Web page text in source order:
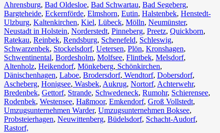
Ahrensburg, Bad Oldesloe, Bad Schwartau, Bad Segeberg,
Bargteheide, Eckernförde, Elmshorn, Eutin, Halstenbek, Henstedt-
Ulzburg, Kaltenkirchen, Kiel, Lübeck, Mölln, Neumünster,
Neustadt in Holstein, Norderstedt, Pinneberg, Preetz, Quickborn,
Ratekau, Reinbek, Rendsburg, Schenefeld, Schleswig,
Schwarzenbek, Stockelsdorf, Uetersen, Plön, Kronshagen,
Schwentinental, Bordesholm, Molfsee, Flintbek, Melsdorf,
Altenholz, Heikendorf, Mönkeberg, Schönkirchen,
Dänischenhagen, Laboe, Brodersdorf, Wendtorf, Dobersdorf,
Ascheberg, Honigsee, Wasbek, Aukrug, Nortorf, Achterwehr,
Bredenbek, Gettorf, Strande, Schwedeneck, Rumohr, Schierensee,
Rodenbek, Westensee, Haßmoor, Emkendorf, Groß Vollstedt,
Umzugsunternehmen Warder, Umzugsunternehmen Boksee,
Probsteierhagen, Neuwittenberg, Büdelsdorf, Schacht-Audorf,
Rastorf,